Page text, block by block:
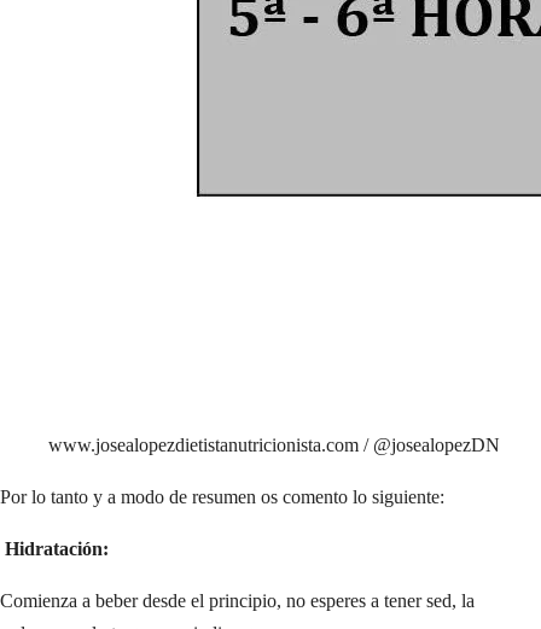
www.josealopezdietistanutricionista.com / @josealopezDN
Por lo tanto y a modo de resumen os comento lo siguiente:
Hidratación:
Comienza a beber desde el principio, no esperes a tener sed, la